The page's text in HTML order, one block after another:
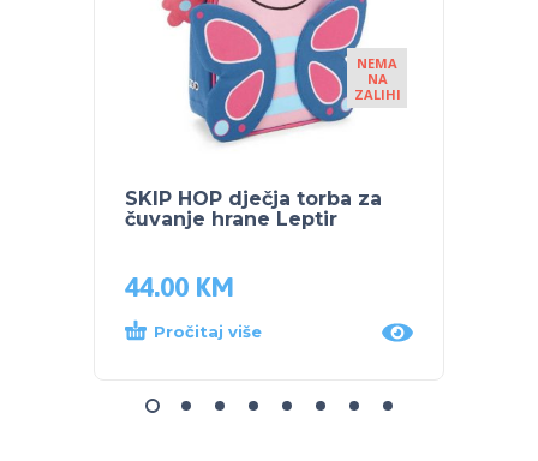
NEMA
NA
ZALIHI
SKIP HOP dječja torba za
čuvanje hrane Leptir
44.00 KM
Pročitaj više